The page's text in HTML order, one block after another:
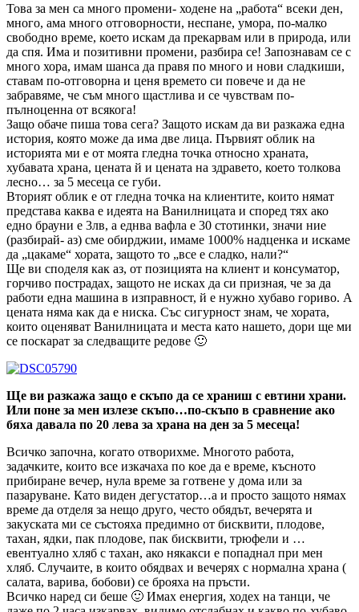
Това за мен са много промени- ходене на „работа“ всеки ден,
много, ама много отговорности, неспане, умора, по-малко
свободно време, което искам да прекарвам или в природа, или
да спя. Има и позитивни промени, разбира се! Запознавам се с
много хора, имам шанса да правя по много и нови сладкиши,
ставам по-отговорна и ценя времето си повече и да не
забравяме, че съм много щастлива и се чувствам по-
пълноценна от всякога!
Защо обаче пиша това сега? Защото искам да ви разкажа една
история, която може да има две лица. Първият облик на
историята ми е от моята гледна точка относно храната,
хубавата храна, цената й и цената на здравето, което толкова
лесно… за 5 месеца се губи.
Вторият облик е от гледна точка на клиентите, които нямат
представа каква е идеята на Ванилницата и според тях ако
едно брауни е 3лв, а еднва вафла е 30 стотинки, значи ние
(разбирай- аз) сме обирджии, имаме 1000% надценка и искаме
да „цакаме“ хората, защото то „все е сладко, нали?“
Ще ви споделя как аз, от позицията на клиент и консуматор,
горчиво пострадах, защото не исках да си призная, че за да
работи една машина в изправност, й е нужно хубаво гориво. А
цената няма как да е ниска. Със сигурност знам, че хората,
които оценяват Ванилницата и места като нашето, дори ще ми
се поскарат за следващите редове 🙂
Ще ви разкажа защо е скъпо да се храниш с евтини храни.
Или поне за мен излезе скъпо…по-скъпо в сравнение ако
бяха давала по 20 лева за храна на ден за 5 месеца!
Всичко започна, когато отворихме. Многото работа,
задачките, които все изкачаха по кое да е време, късното
прибиране вечер, нула време за готвене у дома или за
пазаруване. Като виден дегустатор…а и просто защото нямах
време да отделя за нещо друго, често обядът, вечерята и
закуската ми се състояха предимно от бисквити, плодове,
тахан, ядки, пак плодове, пак бисквити, трюфели и …
евентуално хляб с тахан, ако някакси е попаднал при мен
хляб. Случаите, в които обядвах и вечерях с нормална храна (
салата, варива, бобови) се брояха на пръсти.
Всичко наред си беше 🙂 Имах енергия, ходех на танци, че